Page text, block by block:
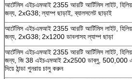
আর্টেমিস এইচএমআই 2355 আরটি আর্টিমিস লাইট,
জন্য, 2xG38; ল্যাম্প ছাড়াই, ব্যালসলেট ছাড়াই
আর্টেমিস এইচএমআই 2355 আরটি আর্টিমিস লাইট,
জন্য, 2xG38; 2x1200 ডাবলাসহ ল্যাম্প ছাড়া
আর্টেমিস এইচএমআই 2355 আরটি আর্টিমিস লাইট,
জন্য, জি 38 এইচএমআই 2x2500 ডাব্লু, 500,000
দিয়ে ঠান্ডা পুনরায় চালু করুন